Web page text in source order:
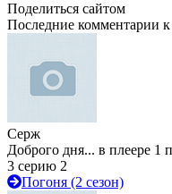
Поделиться сайтом
Последние комментарии
Серж
Доброго дня... в плеере 1
3 серию 2
Погоня (2 сезон)